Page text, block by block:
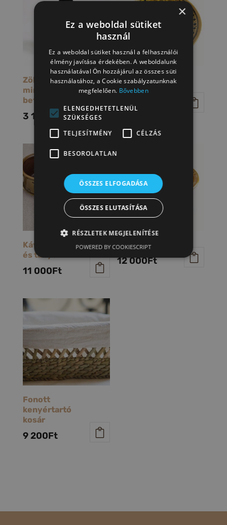
Zöld huszár
mini
betyárpohár
3 100 Ft
Hal mintájú
dísztányér
10 000
Kávéscsésze
és tányér
11 000Ft
Kuglóf sütő
12 000Ft
Fonott
kenyértartó
kosár
9 200Ft
×
Ez a weboldal sütiket
használ
Ez a weboldal sütiket használ a felhasználói
élmény javítása érdekében. A weboldalunk
használatával Ön hozzájárul az összes süti
használatához, a Cookie szabályzatunknak
megfelelően. Bővebben
ELENGEDHETETLENÜL
SZÜKSÉGES
TELJESÍTMÉNY
CÉLZÁS
BESOROLATLAN
ÖSSZES ELFOGADÁSA
ÖSSZES ELUTASÍTÁSA
RÉSZLETEK MEGJELENÍTÉSE
POWERED BY COOKIESCRIPT